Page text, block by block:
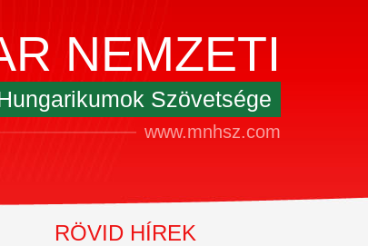
NEMZETI
Szövetsége
www.mnhsz.com
RÖVID HÍREK